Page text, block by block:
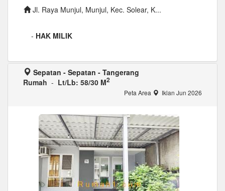
Jl. Raya Munjul, Munjul, Kec. Solear, K...
- HAK MILIK
Sepatan - Sepatan - Tangerang
Rumah - Lt/Lb: 58/30 M2
Peta Area Iklan Jun 2026